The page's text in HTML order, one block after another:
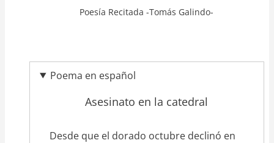
Poesía Recitada -Tomás Galindo-
Poema en español
Asesinato en la catedral
texto_poema
Desde que el dorado octubre declinó en